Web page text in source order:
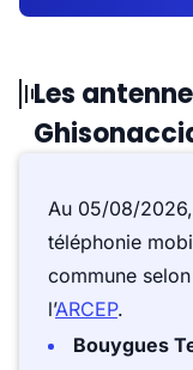
Les
Au 05/08/
téléphonie
commune
l’ARCEP.
Bouygues